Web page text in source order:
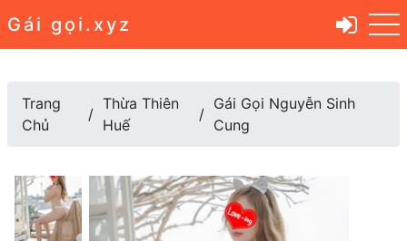
Gái gọi.xyz
Trang
Chủ
Thừa Thiên
Huế
Gái Gọi Nguyễn Sinh
Cung